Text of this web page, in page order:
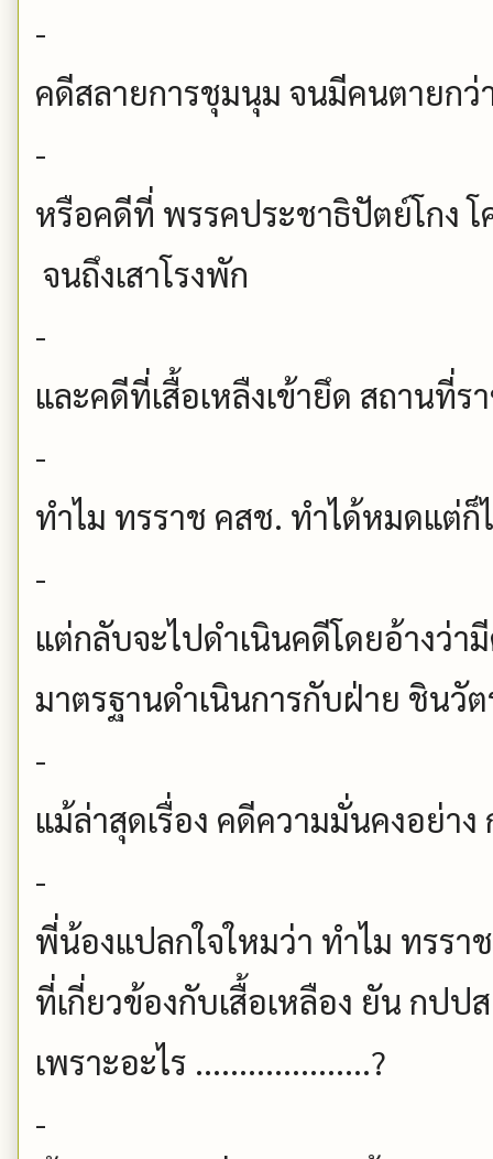
-
คดีสลายการชุมนุม จนมีคนตายก
-
หรือคดีที่ พรรคประชาธิปัตย์โกง โ
จนถึงเสาโรงพัก
-
และคดีที่เสื้อเหลืงเข้ายึด สถานที่
-
ทำไม ทรราช คสช. ทำได้หมดแต่ก็
-
แต่กลับจะไปดำเนินคดีโดยอ้างว่
มาตรฐานดำเนินการกับฝ่าย ชินวั
-
แม้ล่าสุดเรื่อง คดีความมั่นคงอย่า
-
พี่น้องแปลกใจใหมว่า ทำไม ทรรา
ที่เกี่ยวข้องกับเสื้อเหลือง ยัน กป
เพราะอะไร ....................?
-